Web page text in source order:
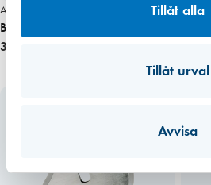
Tillåt alla
Tillåt urval
Avvisa
Art. nr 6105
Bahco Stämjärn 424P 16mm
380,00 kr
Art. nr